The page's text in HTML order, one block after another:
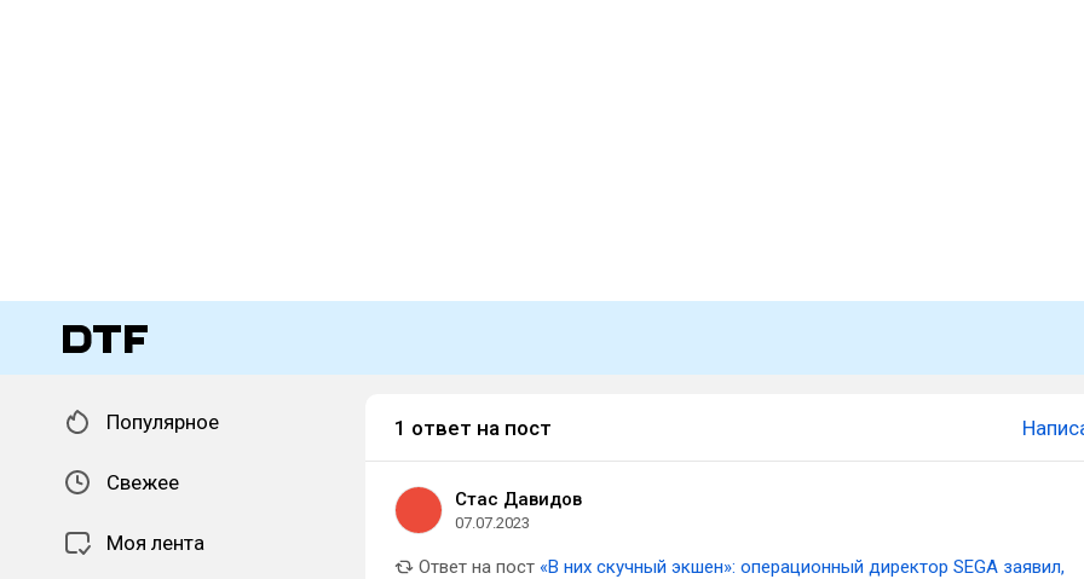
Популярное
Свежее
Моя лента
1 ответ на пост
Стас Давидов
07.07.2023
Ответ на пост «В них скучный экшен»: операционный директор SEGA заявил,